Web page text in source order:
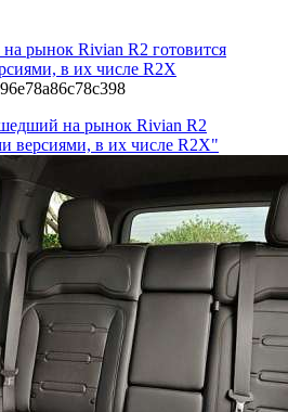
рынок Rivian R2 готовится
в их числе R2X
на рынок Rivian R2
версиями, в их числе R2X"